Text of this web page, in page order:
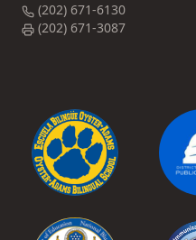
(202) 671-6130
(202) 671-3087